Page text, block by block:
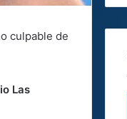
culpable de
Las